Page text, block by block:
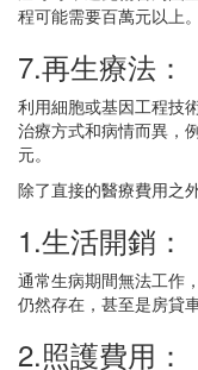
程可能需要百萬元以上。
7.再生療法：
利用細胞或基因工程技
治療方式和病情而異，
元。
除了直接的醫療費用之
1.生活開銷：
通常生病期間無法工作
仍然存在，甚至是房貸
2.照護費用：